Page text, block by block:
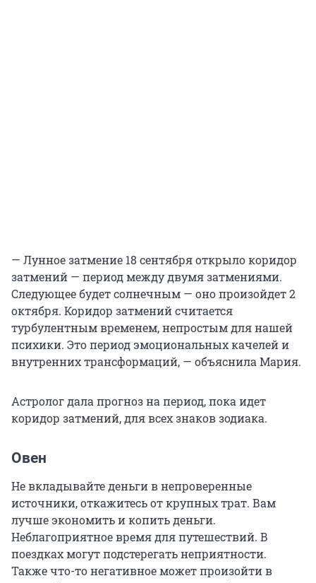
— Лунное затмение 18 сентября открыло коридор
затмений — период между двумя затмениями.
Следующее будет солнечным — оно произойдет 2
октября. Коридор затмений считается
турбулентным временем, непростым для нашей
психики. Это период эмоциональных качелей и
внутренних трансформаций, — объяснила Мария.
Астролог дала прогноз на период, пока идет
коридор затмений, для всех знаков зодиака.
Овен
Не вкладывайте деньги в непроверенные
источники, откажитесь от крупных трат. Вам
лучше экономить и копить деньги.
Неблагоприятное время для путешествий. В
поездках могут подстерегать неприятности.
Также что-то негативное может произойти в